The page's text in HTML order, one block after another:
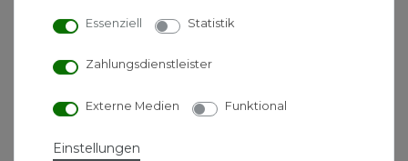
Isolierung ausgestattet, die für eine langanhaltende
Energieeffizienz sorgt. Sie sind mit der
erzielen somit eine umweltfreundliche und
Essenziell Statistik
Zahlungsdienstleister
Externe Medien Funktional
Einstellungen